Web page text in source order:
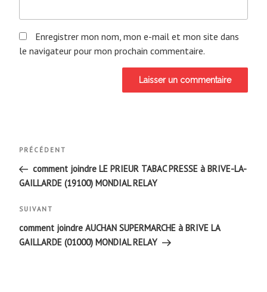
Enregistrer mon nom, mon e-mail et mon site dans
le navigateur pour mon prochain commentaire.
Navigation
de
l’article
Article
précédent
PRÉCÉDENT
comment joindre LE PRIEUR TABAC PRESSE à BRIVE-LA-
GAILLARDE (19100) MONDIAL RELAY
Article
suivant
SUIVANT
comment joindre AUCHAN SUPERMARCHE à BRIVE LA
GAILLARDE (01000) MONDIAL RELAY